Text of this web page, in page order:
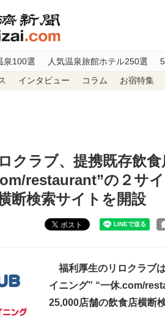
泉100選 人気温泉旅館ホテル250選
インタビュー コラム お宿特集
厚生のリロクラブ、提携既存飲食店に、
クラブ、提携既存飲
restaurant”の２サ
断検索サイトを開設
ポスト
福利厚生のリロクラブ
イニング” “一休.com/
25,000店舗の飲食店横断